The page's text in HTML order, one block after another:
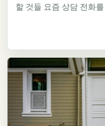
할 것들 요즘 상담 전화